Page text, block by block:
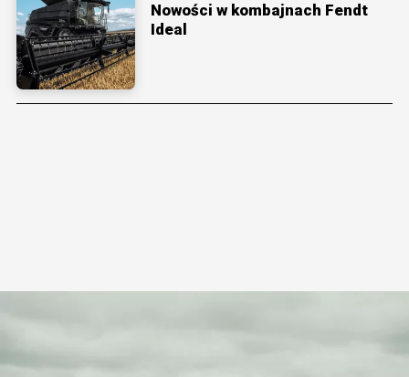
Nowości w kombajnach Fendt
Ideal